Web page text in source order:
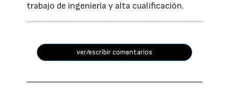
trabajo de ingeniería y alta cualificación.
ver/escribir comentarios